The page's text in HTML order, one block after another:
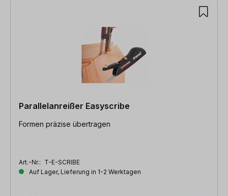
Parallelanreißer Easyscribe
Formen präzise übertragen
Art.-Nr.: T-E-SCRIBE
Auf Lager, Lieferung in 1-2 Werktagen